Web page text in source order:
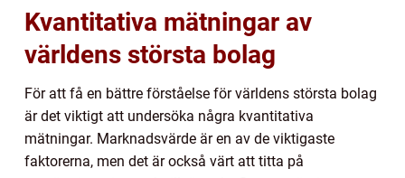
Kvantitativa mätningar av
världens största bolag
För att få en bättre förståelse för världens största bolag
är det viktigt att undersöka några kvantitativa
mätningar. Marknadsvärde är en av de viktigaste
faktorerna, men det är också värt att titta på